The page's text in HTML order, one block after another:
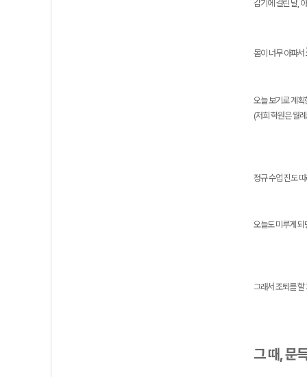
감기에 걸린 날,
몸이 너무 아파서
오늘 보기로 계
(저희 학원은 월
정규 수업 진도
오늘도 미루게 되
그래서 조퇴를 할
그 때, 문